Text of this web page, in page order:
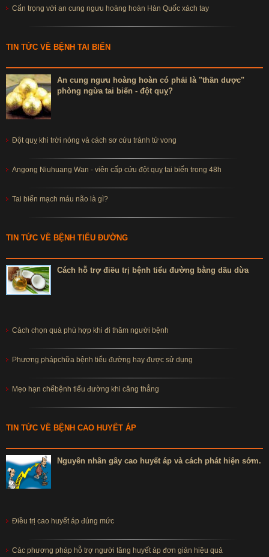
Cẩn trọng với an cung ngưu hoàng hoàn Hàn Quốc xách tay
TIN TỨC VỀ BỆNH TAI BIẾN
An cung ngưu hoàng hoàn có phải là "thần dược"
phòng ngừa tai biến - đột quỵ?
Đột quỵ khi trời nóng và cách sơ cứu tránh tử vong
Angong Niuhuang Wan - viên cấp cứu đột quỵ tai biến trong 48h
Tai biến mạch máu não là gì?
TIN TỨC VỀ BỆNH TIỂU ĐƯỜNG
Cách hỗ trợ điều trị bệnh tiểu đường bằng dầu dừa
Cách chọn quà phù hợp khi đi thăm người bệnh
Phương phápchữa bệnh tiểu đường hay được sử dụng
Mẹo hạn chếbệnh tiểu đường khi căng thẳng
TIN TỨC VỀ BỆNH CAO HUYẾT ÁP
Nguyên nhân gây cao huyết áp và cách phát hiện sớm.
Điều trị cao huyết áp đúng mức
Các phương pháp hỗ trợ người tăng huyết áp đơn giản hiệu quả